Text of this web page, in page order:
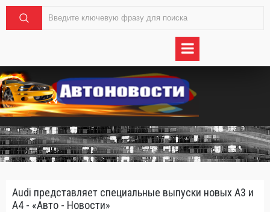
Audi представляет специальные выпуски новых А3 и
А4 - «Авто - Новости»